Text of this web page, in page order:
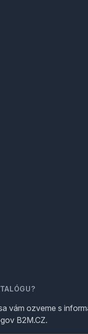
vám ozveme s
B2M.CZ.